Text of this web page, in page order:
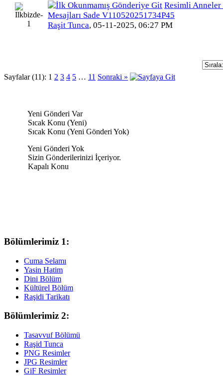
Resimli Anneler
Mesajları Sade V110520251734P45
Raşit Tunca, 05-11-2025, 06:27 PM
Sayfalar (11): 1 2 3 4 5 … 11 Sonraki »
Yeni Gönderi Var
Sıcak Konu (Yeni)
Sıcak Konu (Yeni Gönderi Yok)
Yeni Gönderi Yok
Sizin Gönderilerinizi İçeriyor.
Kapalı Konu
Bölümlerimiz 1:
Cuma Selamı
Yasin Hatim
Dini Bölüm
Kültürel Bölüm
Raşidi Tarikatı
Bölümlerimiz 2:
Tasavvuf Bölümü
Raşid Tunca
PNG Resimler
JPG Resimler
GiF Resimler